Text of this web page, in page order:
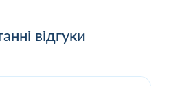
відгуки